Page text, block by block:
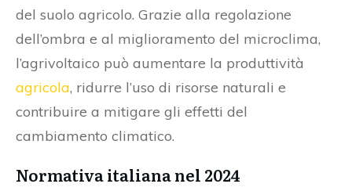
del suolo agricolo. Grazie alla regolazione
dell’ombra e al miglioramento del microclima,
l’agrivoltaico può aumentare la produttività
agricola, ridurre l’uso di risorse naturali e
contribuire a mitigare gli effetti del
cambiamento climatico.
Normativa italiana nel 2024